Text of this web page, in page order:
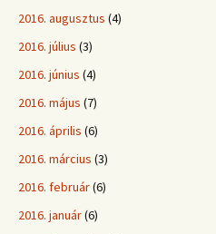
2016. augusztus (4)
2016. július (3)
2016. június (4)
2016. május (7)
2016. április (6)
2016. március (3)
2016. február(6)
2016. január(6)